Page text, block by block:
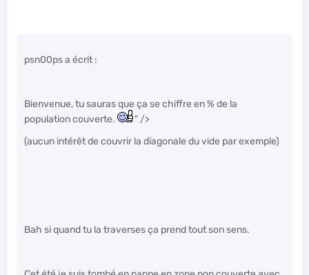
psn00ps a écrit :
Bienvenue, tu sauras que ça se chiffre en % de la
population couverte.
" />
(aucun intérêt de couvrir la diagonale du vide par exemple)
Bah si quand tu la traverses ça prend tout son sens.